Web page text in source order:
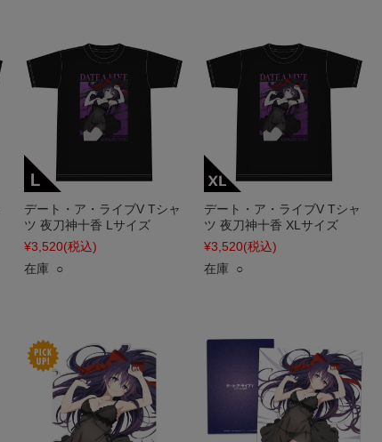
デート・ア・ライブV Tシャ
ツ 夜刀神十香 Lサイズ
¥3,520(税込)
在庫 ○
デート・ア・ライブV Tシャ
ツ 夜刀神十香 XLサイズ
¥3,520(税込)
在庫 ○